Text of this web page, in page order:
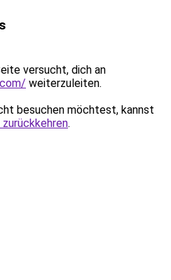
versucht, dich an
weiterzuleiten.
besuchen möchtest, kannst
.